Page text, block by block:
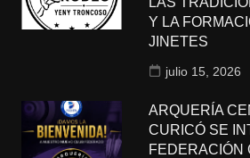
Y LA
JINETES
julio 15, 2026
ARQUERÍA
CURICÓ SE
FEDERACIÓN